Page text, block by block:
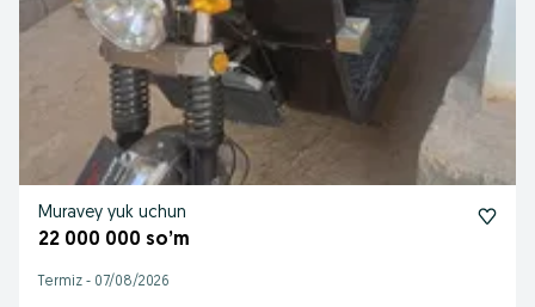
Muravey yuk uchun
22 000 000 so’m
Termiz - 07/08/2026